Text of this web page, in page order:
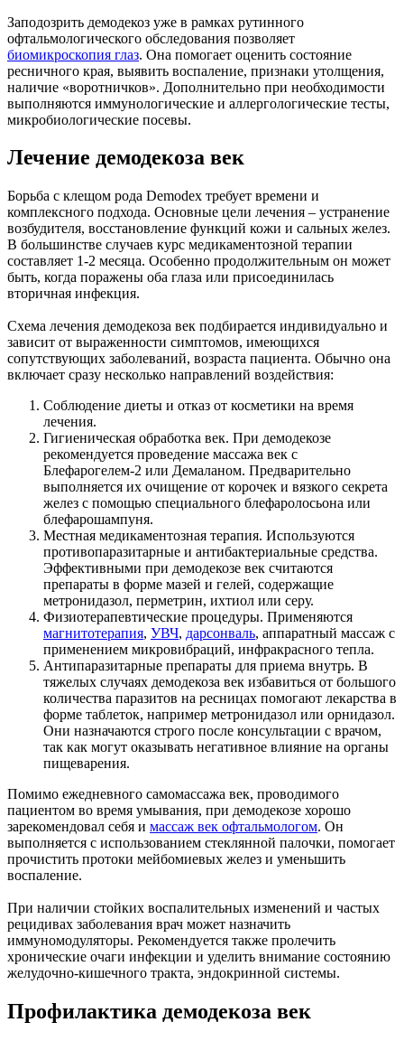
Заподозрить демодекоз уже в рамках рутинного
офтальмологического обследования позволяет
биомикроскопия глаз. Она помогает оценить состояние
ресничного края, выявить воспаление, признаки утолщения,
наличие «воротничков». Дополнительно при необходимости
выполняются иммунологические и аллергологические тесты,
микробиологические посевы.
Лечение демодекоза век
Борьба с клещом рода Demodex требует времени и
комплексного подхода. Основные цели лечения – устранение
возбудителя, восстановление функций кожи и сальных желез.
В большинстве случаев курс медикаментозной терапии
составляет 1-2 месяца. Особенно продолжительным он может
быть, когда поражены оба глаза или присоединилась
вторичная инфекция.
Схема лечения демодекоза век подбирается индивидуально и
зависит от выраженности симптомов, имеющихся
сопутствующих заболеваний, возраста пациента. Обычно она
включает сразу несколько направлений воздействия:
Соблюдение диеты и отказ от косметики на время
лечения.
Гигиеническая обработка век. При демодекозе
рекомендуется проведение массажа век с
Блефарогелем-2 или Демаланом. Предварительно
выполняется их очищение от корочек и вязкого секрета
желез с помощью специального блефаролосьона или
блефарошампуня.
Местная медикаментозная терапия. Используются
противопаразитарные и антибактериальные средства.
Эффективными при демодекозе век считаются
препараты в форме мазей и гелей, содержащие
метронидазол, перметрин, ихтиол или серу.
Физиотерапевтические процедуры. Применяются
магнитотерапия, УВЧ, дарсонваль, аппаратный массаж с
применением микровибраций, инфракрасного тепла.
Антипаразитарные препараты для приема внутрь. В
тяжелых случаях демодекоза век избавиться от большого
количества паразитов на ресницах помогают лекарства в
форме таблеток, например метронидазол или орнидазол.
Они назначаются строго после консультации с врачом,
так как могут оказывать негативное влияние на органы
пищеварения.
Помимо ежедневного самомассажа век, проводимого
пациентом во время умывания, при демодекозе хорошо
зарекомендовал себя и массаж век офтальмологом. Он
выполняется с использованием стеклянной палочки, помогает
прочистить протоки мейбомиевых желез и уменьшить
воспаление.
При наличии стойких воспалительных изменений и частых
рецидивах заболевания врач может назначить
иммуномодуляторы. Рекомендуется также пролечить
хронические очаги инфекции и уделить внимание состоянию
желудочно-кишечного тракта, эндокринной системы.
Профилактика демодекоза век